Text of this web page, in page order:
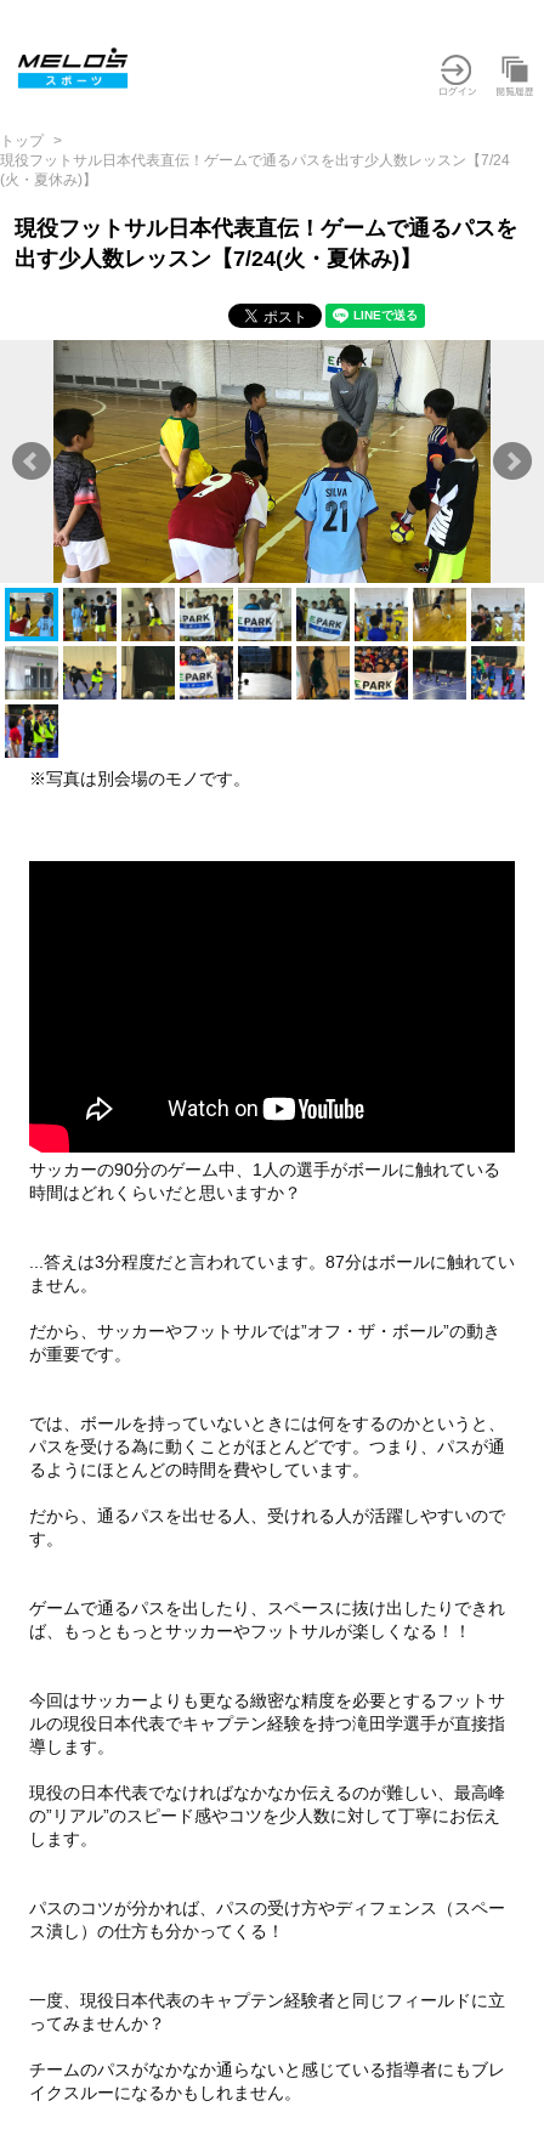
トップ
現役フットサル日本代表直伝！ゲームで通るパスを出す少人数レッスン【7/24
(火・夏休み)】
現役フットサル日本代表直伝！ゲームで通るパスを
出す少人数レッスン【7/24(火・夏休み)】
※写真は別会場のモノです。
サッカーの90分のゲーム中、1人の選手がボールに触れている
時間はどれくらいだと思いますか？
...答えは3分程度だと言われています。87分はボールに触れてい
ません。
だから、サッカーやフットサルでは”オフ・ザ・ボール”の動き
が重要です。
では、ボールを持っていないときには何をするのかというと、
パスを受ける為に動くことがほとんどです。つまり、パスが通
るようにほとんどの時間を費やしています。
だから、通るパスを出せる人、受けれる人が活躍しやすいので
す。
ゲームで通るパスを出したり、スペースに抜け出したりできれ
ば、もっともっとサッカーやフットサルが楽しくなる！！
今回はサッカーよりも更なる緻密な精度を必要とするフットサ
ルの現役日本代表でキャプテン経験を持つ滝田学選手が直接指
導します。
現役の日本代表でなければなかなか伝えるのが難しい、最高峰
の”リアル”のスピード感やコツを少人数に対して丁寧にお伝え
します。
パスのコツが分かれば、パスの受け方やディフェンス（スペー
ス潰し）の仕方も分かってくる！
一度、現役日本代表のキャプテン経験者と同じフィールドに立
ってみませんか？
チームのパスがなかなか通らないと感じている指導者にもブレ
イクスルーになるかもしれません。